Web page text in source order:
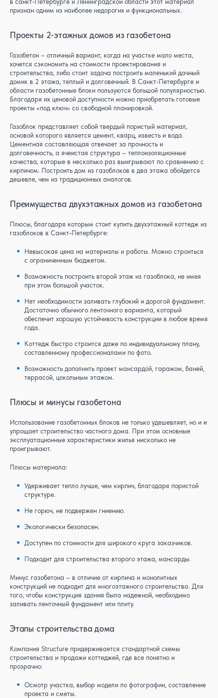
признан одним из наиболее недорогих и функциональных.
Проекты 2-этажных домов из газобетона
Газобетон – отличный вариант, когда на участке мало места,
хочется сэкономить на стоимости проектирования и
строительства, либо стоит задача построить маленький дачный
домик в 2 этажа, теплый и долговечный. В Санкт-Петербурге и
области газобетонные блоки пользуются большой популярностью.
Благодаря их ценовой доступности можно приобретать готовые
проекты «под ключ» со свободной планировкой.
Газоблок представляет собой твердый пористый материал,
основой которого является цемент, кварц, известь и вода.
Цементная составляющая отвечает за прочность и
долговечность, а ячеистая структура – теплоизоляционные
качества, которые в несколько раз выигрывают по сравнению с
кирпичом. Построить дом из газоблоков в два этажа обойдется
дешевле, чем из традиционных аналогов.
Преимущества двухэтажных домов из газобетона
Плюсы, благодаря которым стоит купить двухэтажный коттедж из
газоблоков в Санкт-Петербурге:
Невысокая цена на материалы и работы. Можно строиться
с ограниченным бюджетом.
Возможность построить второй этаж из газоблока, не имея
при этом большой участок.
Нет необходимости заливать глубокий и дорогой фундамент.
Достаточно обычного ленточного варианта, который
обеспечит хорошую устойчивость конструкции в любое время
года.
Коттедж быстро строится даже по индивидуальному плану,
составленному профессионалами по фото.
Возможность дополнить проект мансардой, гаражом, баней,
террасой, цокольным этажом.
Плюсы и минусы газобетона
Использование газобетонных блоков не только удешевляет, но и и
упрощает строительство частного дома. При этом основные
эксплуатационные характеристики жилья нисколько не
проигрывают.
Плюсы материала:
Удерживает тепло лучше, чем кирпич, благодаря пористой
структуре.
Не горюч, не подвержен гниению.
Экологически безопасен.
Доступен по стоимости для широкого круга заказчиков.
Подходит для строительства второго этажа, мансарды.
Минус газобетона – в отличие от кирпича и монолитных
конструкций не подходит для многоэтажного строительства. Для
того, чтобы конструкция здания была надежной, необходимо
заливать ленточный фундамент или плиту.
Этапы строительства дома
Компания Structure придерживается стандартной схемы
строительства и продажи коттеджей, где все понятно и
прозрачно:
Осмотр участка, выбор модели по фотографии, составление
проекта и сметы.